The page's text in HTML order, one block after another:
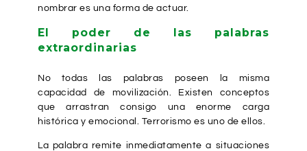
nombrar es una forma de actuar.
El poder de las palabras
extraordinarias
No todas las palabras poseen la misma
capacidad de movilización. Existen conceptos
que arrastran consigo una enorme carga
histórica y emocional. Terrorismo es uno de ellos.
La palabra remite inmediatamente a situaciones